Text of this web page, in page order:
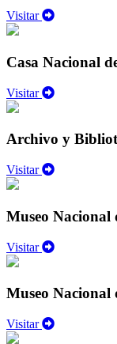
Visitar
Casa Nacional
Visitar
Archivo y
Visitar
Museo
Visitar
Museo Nacional
Visitar